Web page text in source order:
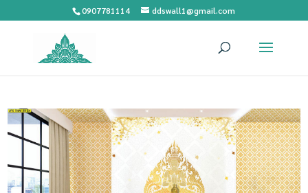
0907781114 ddswall1@gmail.com